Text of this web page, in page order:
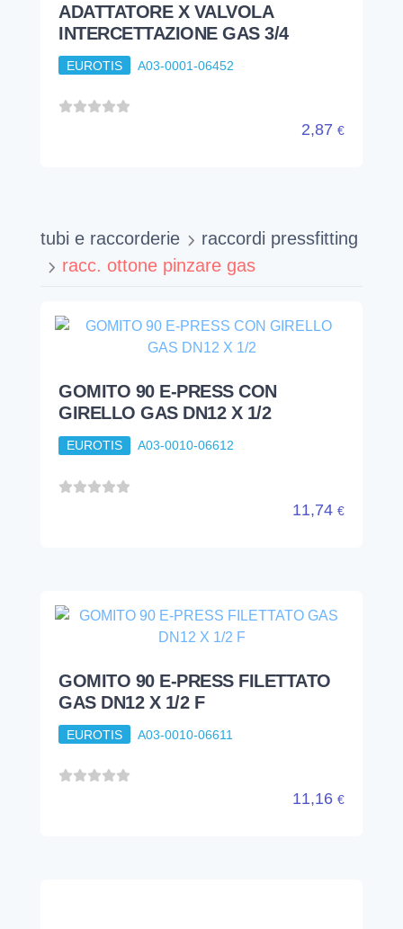
ADATTATORE X VALVOLA
INTERCETTAZIONE GAS 3/4
EUROTIS A03-0001-06452
2,87 €
tubi e raccorderie
raccordi pressfitting
racc. ottone pinzare gas
GOMITO 90 E-PRESS CON
GIRELLO GAS DN12 X 1/2
EUROTIS A03-0010-06612
11,74 €
GOMITO 90 E-PRESS FILETTATO
GAS DN12 X 1/2 F
EUROTIS A03-0010-06611
11,16 €